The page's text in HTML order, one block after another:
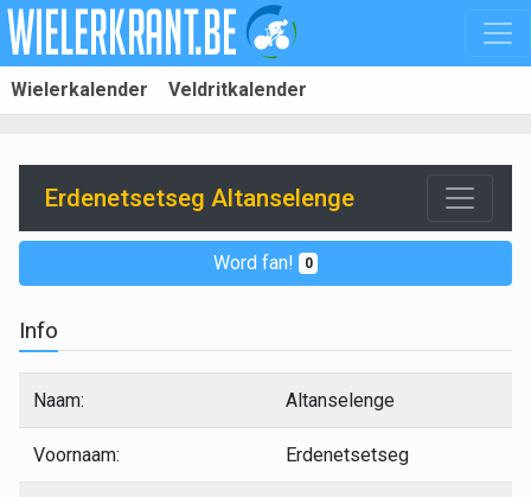
Wielerkalender Veldritkalender
Erdenetsetseg Altanselenge
Word fan! 0
Info
Naam: Altanselenge
Voornaam: Erdenetsetseg